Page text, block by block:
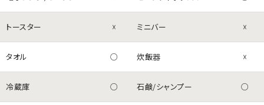
トースター ☓ ミニバー ☓
タオル ○ 炊飯器 ☓
冷蔵庫 ○ 石鹸/シャンプー ○